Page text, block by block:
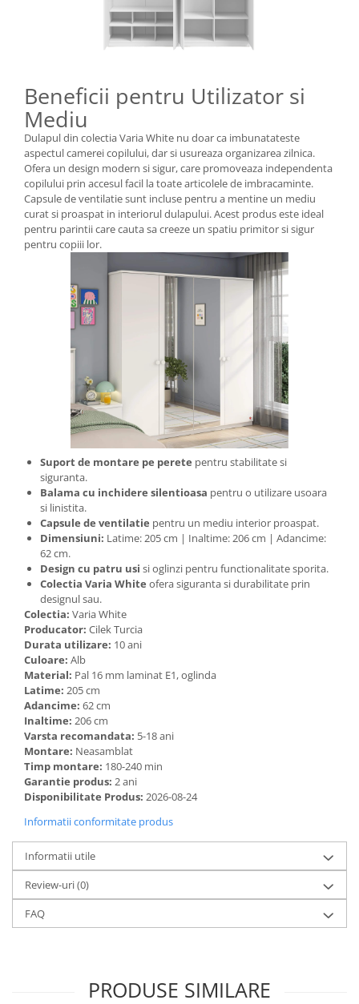
Beneficii pentru Utilizator si
Mediu
Dulapul din colectia Varia White nu doar ca imbunatateste
aspectul camerei copilului, dar si usureaza organizarea zilnica.
Ofera un design modern si sigur, care promoveaza independenta
copilului prin accesul facil la toate articolele de imbracaminte.
Capsule de ventilatie sunt incluse pentru a mentine un mediu
curat si proaspat in interiorul dulapului. Acest produs este ideal
pentru parintii care cauta sa creeze un spatiu primitor si sigur
pentru copiii lor.
Suport de montare pe perete pentru stabilitate si
siguranta.
Balama cu inchidere silentioasa pentru o utilizare usoara
si linistita.
Capsule de ventilatie pentru un mediu interior proaspat.
Dimensiuni: Latime: 205 cm | Inaltime: 206 cm | Adancime:
62 cm.
Design cu patru usi si oglinzi pentru functionalitate sporita.
Colectia Varia White ofera siguranta si durabilitate prin
designul sau.
Colectia: Varia White
Producator: Cilek Turcia
Durata utilizare: 10 ani
Culoare: Alb
Material: Pal 16 mm laminat E1, oglinda
Latime: 205 cm
Adancime: 62 cm
Inaltime: 206 cm
Varsta recomandata: 5-18 ani
Montare: Neasamblat
Timp montare: 180-240 min
Garantie produs: 2 ani
Disponibilitate Produs: 2026-08-24
Informatii conformitate produs
Informatii utile
Review-uri(0)
FAQ
PRODUSE SIMILARE